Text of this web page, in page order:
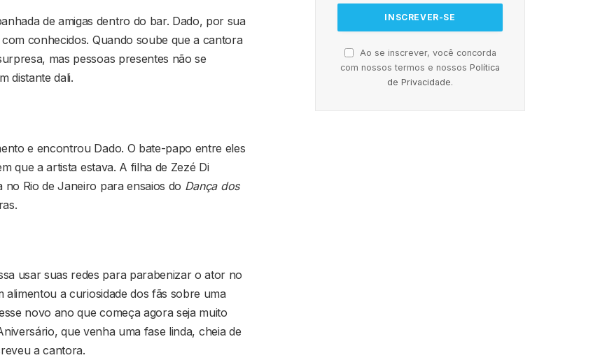
de amigas dentro do bar. Dado, por sua
conhecidos. Quando soube que a cantora
mas pessoas presentes não se
distante dali.
e encontrou Dado. O bate-papo entre eles
que a artista estava. A filha de Zezé Di
no Rio de Janeiro para ensaios do Dança dos
usar suas redes para parabenizar o ator no
a curiosidade dos fãs sobre uma
novo ano que começa agora seja muito
que venha uma fase linda, cheia de
a cantora.
Ao se inscrever, você concorda
com nossos termos e nossos Política
de Privacidade.